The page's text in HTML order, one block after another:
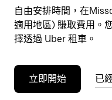
閉
行
事
自由安排時間，在
適用地區) 賺取費用。
擇透過 Uber 租車。
立即開始 已